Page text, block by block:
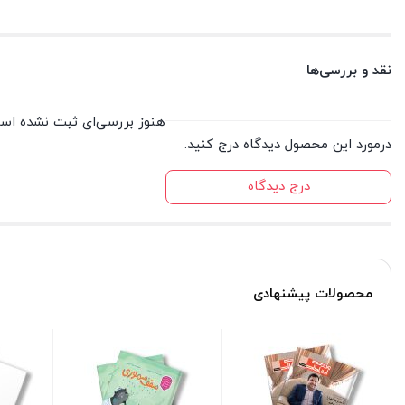
نقد و بررسی‌ها
درمورد این محصول دیدگاه درج کنید.
درج دیدگاه
هنوز بررسی‌ای ثبت نشده
محصولات پیشنهادی